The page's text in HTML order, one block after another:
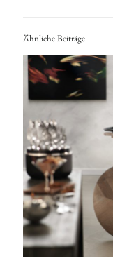
Ähnliche Beiträge